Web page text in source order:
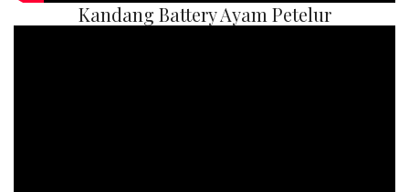
Kandang Battery Ayam Petelur